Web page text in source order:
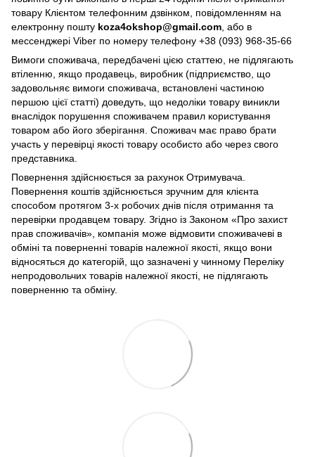
товару Клієнтом телефонним дзвінком, повідомленням на
електронну пошту koza4okshop@gmail.com , або в
мессенджері Viber по номеру телефону +38 (093) 968-35-66
Вимоги споживача, передбачені цією статтею, не підлягають
втіленню, якщо продавець, виробник (підприємство, що
задовольняє вимоги споживача, встановлені частиною
першою цієї статті) доведуть, що недоліки товару виникли
внаслідок порушення споживачем правил користування
товаром або його зберігання. Споживач має право брати
участь у перевірці якості товару особисто або через свого
представника.
Повернення здійснюється за рахунок Отримувача.
Повернення коштів здійснюється зручним для клієнта
способом протягом 3-х робочих днів після отримання та
перевірки продавцем товару. Згідно із Законом «Про захист
прав споживачів», компанія може відмовити споживачеві в
обміні та поверненні товарів належної якості, якщо вони
відносяться до категорій, що зазначені у чинному Переліку
непродовольчих товарів належної якості, не підлягають
поверненню та обміну.